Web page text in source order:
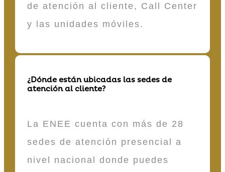
de atención al cliente, Call Center
y las unidades móviles.
¿Dónde están ubicadas las sedes de
atención al cliente?
La ENEE cuenta con más de 28
sedes de atención presencial a
nivel nacional donde puedes